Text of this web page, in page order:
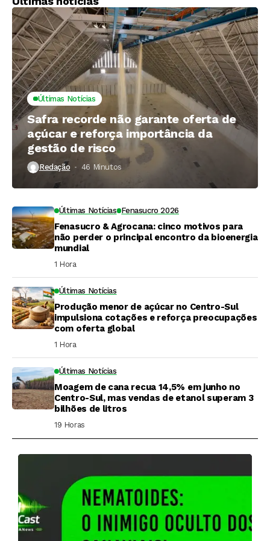
Últimas Notícias
Safra recorde não garante oferta de
açúcar e reforça importância da
gestão de risco
Redação 46 Minutos ⁮
Últimas Notícias Fenasucro 2026
Fenasucro & Agrocana: cinco motivos para
não perder o principal encontro da bioenergia
mundial
1 Hora ⁮
Últimas Notícias
Produção menor de açúcar no Centro-Sul
impulsiona cotações e reforça preocupações
com oferta global
1 Hora ⁮
Últimas Notícias
Moagem de cana recua 14,5% em junho no
Centro-Sul, mas vendas de etanol superam 3
bilhões de litros
19 Horas ⁮